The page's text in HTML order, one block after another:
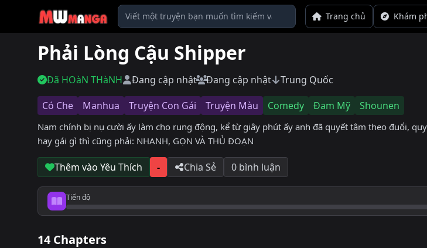
Trang chủ Khám
Phải Lòng Cậu Shipper
Đã HOàN THàNH Đang cập nhật Đang cập nhật
Trung Quốc
Có Che
Manhua Truyện Con Gái Truyện Màu Comedy Đam Mỹ Shounen
Nam chính bị nụ cười ấy làm cho rung động, kể từ giây phút ấy anh đã quyết tâm theo đuổi,
hay gái gì thì cũng phải: NHANH, GỌN VÀ THỦ ĐOẠN
Thêm vào Yêu Thích - Chia Sẻ 0 bình luận
Tiến độ
Tiến độ đọc
14 Chapters